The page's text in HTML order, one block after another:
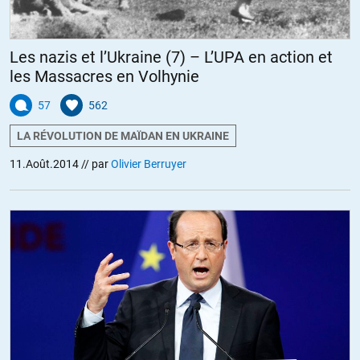
ALERTER
fanfan
Aurait-il pris la relève d’Alain Minc ?
http://www.bernard-henri-levy.com/alain-minc-2843.html
jo 12.08.2014 à 12h43
Je suis comme vous. Je préfère éviter les cauchemars. L’actualité
se charge de nous en faire faire !
Désolé monsieur Berruyer. Pas de concours !
ALERTER
Les nazis et l’Ukraine (7) – L’UPA en action et
les Massacres en Volhynie
57 562
LA RÉVOLUTION DE MAÏDAN EN UKRAINE
11.Août.2014 // parOlivier Berruyer